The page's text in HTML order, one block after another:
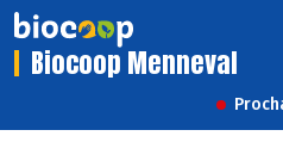
Biocoop Menneval